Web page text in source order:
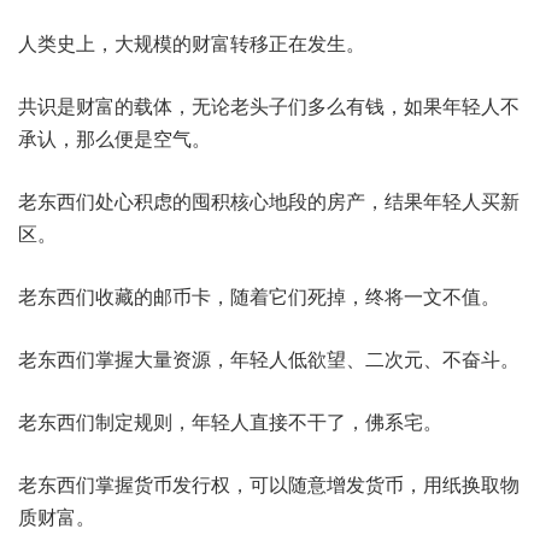
人类史上，大规模的财富转移正在发生。
共识是财富的载体，无论老头子们多么有钱，如果年轻人不
承认，那么便是空气。
老东西们处心积虑的囤积核心地段的房产，结果年轻人买新
区。
老东西们收藏的邮币卡，随着它们死掉，终将一文不值。
老东西们掌握大量资源，年轻人低欲望、二次元、不奋斗。
老东西们制定规则，年轻人直接不干了，佛系宅。
老东西们掌握货币发行权，可以随意增发货币，用纸换取物
质财富。